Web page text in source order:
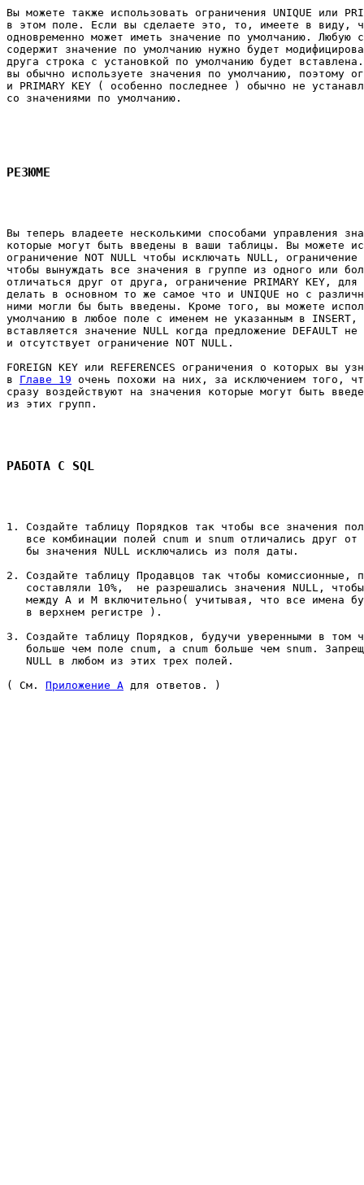
Вы можете также использовать ограничения UNIQUE или
в этом поле. Если вы сделаете это, то, имеете в виду,
одновременно может иметь значение по умолчанию. Любую
содержит значение по умолчанию нужно будет
друга строка с установкой по умолчанию будет
вы обычно используете значения по умолчанию, поэтому
и PRIMARY KEY ( особенно последнее ) обычно не
со значениями по умолчанию.
РЕЗЮМЕ
Вы теперь владеете несколькими способами управления
которые могут быть введены в ваши таблицы. Вы можете
ограничение NOT NULL чтобы исключать NULL, ограничение
чтобы вынуждать все значения в группе из одного или
отличаться друг от друга, ограничение PRIMARY KEY,
делать в основном то же самое что и UNIQUE но с
ними могли бы быть введены. Кроме того, вы можете
умолчанию в любое поле с именем не указанным в
вставляется значение NULL когда предложение DEFAULT
и отсутствует ограничение NOT NULL.
FOREIGN KEY или REFERENCES ограничения о которых вы
в Главе 19 очень похожи на них, за исключением того,
сразу воздействуют на значения которые могут быть
из этих групп.
РАБОТА С SQL
1. Создайте таблицу Порядков так чтобы все значения
все комбинации полей cnum и snum отличались друг
   бы значения NULL исключались из поля даты.
2. Создайте таблицу Продавцов так чтобы комиссионные,
составляли 10%,  не разрешались значения NULL,
между A и M включительно( учитывая, что все имена
   в верхнем регистре ).
3. Создайте таблицу Порядков, будучи уверенными в том
больше чем поле cnum, а cnum больше чем snum.
   NULL в любом из этих трех полей.
( См. Приложение A для ответов. )